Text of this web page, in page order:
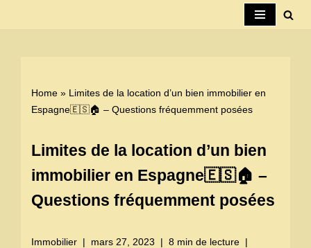
Home » Limites de la location d’un bien immobilier en
Espagne🇪🇸🏠 – Questions fréquemment posées
Limites de la location d’un bien
immobilier en Espagne🇪🇸🏠 –
Questions fréquemment posées
Immobilier mars 27, 2023
8 min de lecture